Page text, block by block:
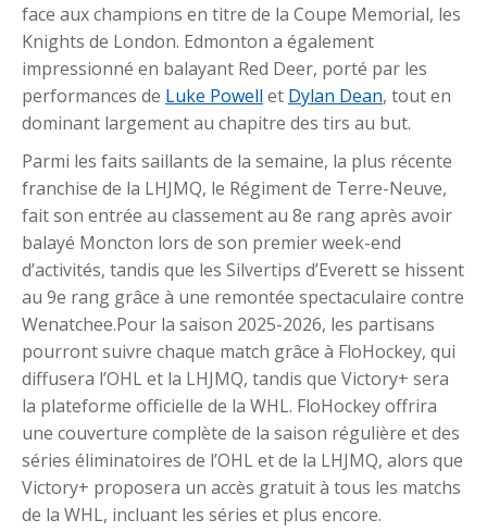
face aux champions en titre de la Coupe Memorial, les
Knights de London. Edmonton a également
impressionné en balayant Red Deer, porté par les
performances de Luke Powell et Dylan Dean, tout en
dominant largement au chapitre des tirs au but.
Parmi les faits saillants de la semaine, la plus récente
franchise de la LHJMQ, le Régiment de Terre-Neuve,
fait son entrée au classement au 8e rang après avoir
balayé Moncton lors de son premier week-end
d’activités, tandis que les Silvertips d’Everett se hissent
au 9e rang grâce à une remontée spectaculaire contre
Wenatchee.Pour la saison 2025-2026, les partisans
pourront suivre chaque match grâce à FloHockey, qui
diffusera l’OHL et la LHJMQ, tandis que Victory+ sera
la plateforme officielle de la WHL. FloHockey offrira
une couverture complète de la saison régulière et des
séries éliminatoires de l’OHL et de la LHJMQ, alors que
Victory+ proposera un accès gratuit à tous les matchs
de la WHL, incluant les séries et plus encore.